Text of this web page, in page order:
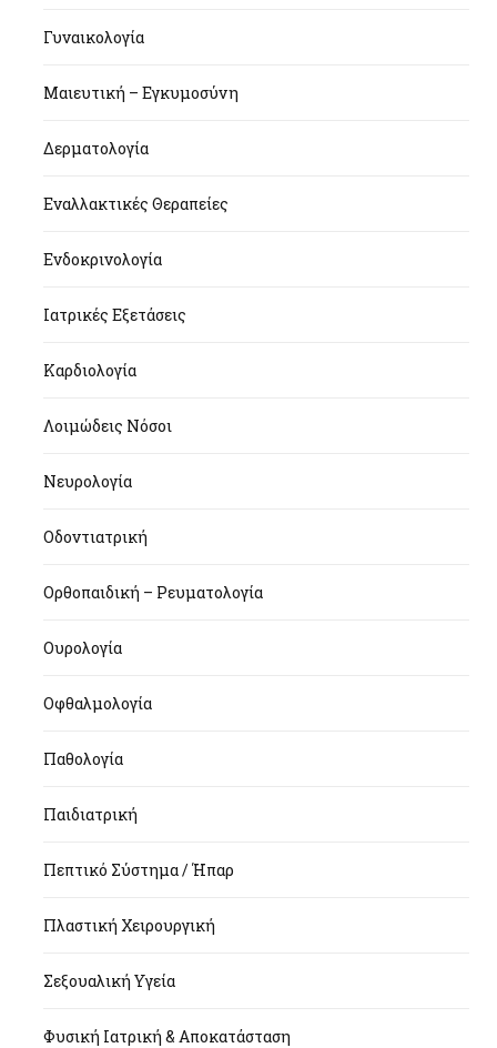
Γυναικολογία
Μαιευτική – Εγκυμοσύνη
Δερματολογία
Εναλλακτικές Θεραπείες
Ενδοκρινολογία
Ιατρικές Εξετάσεις
Καρδιολογία
Λοιμώδεις Νόσοι
Νευρολογία
Οδοντιατρική
Ορθοπαιδική – Ρευματολογία
Ουρολογία
Οφθαλμολογία
Παθολογία
Παιδιατρική
Πεπτικό Σύστημα / Ήπαρ
Πλαστική Χειρουργική
Σεξουαλική Υγεία
Φυσική Ιατρική & Αποκατάσταση